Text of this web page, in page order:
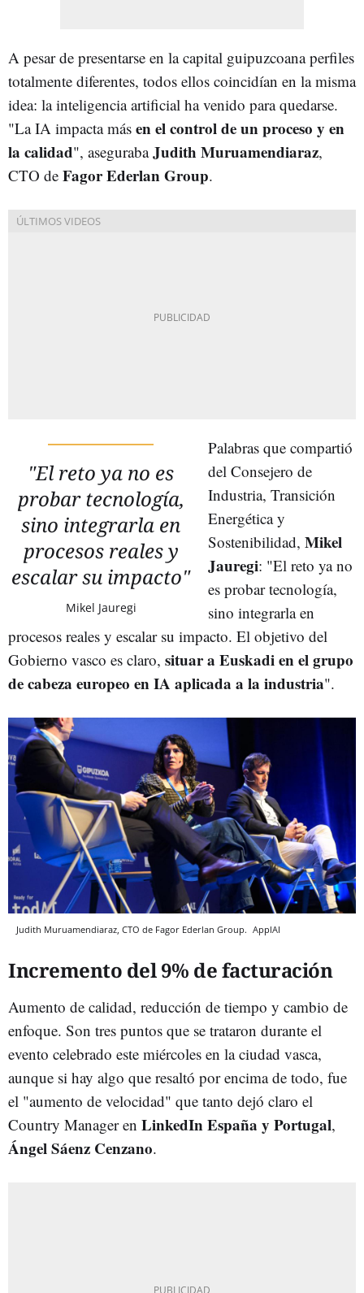
A pesar de presentarse en la capital guipuzcoana perfiles
totalmente diferentes, todos ellos coincidían en la misma
idea: la inteligencia artificial ha venido para quedarse.
"La IA impacta más en el control de un proceso y en
la calidad", asegurabaJudith Muruamendiaraz,
CTO de Fagor Ederlan Group.
"El reto ya no es
probar tecnología,
sino integrarla en
procesos reales y
escalar su impacto"
Mikel Jauregi
Palabras que compartió
del Consejero de
Industria, Transición
Energética y
Sostenibilidad, Mikel
Jauregi: "El reto ya no
es probar tecnología,
sino integrarla en
procesos reales y escalar su impacto. El objetivo del
Gobierno vasco es claro, situar a Euskadi en el grupo
de cabeza europeo en IA aplicada a la industria".
Judith Muruamendiaraz, CTO de Fagor Ederlan Group. ApplAI
Incremento del 9% de facturación
Aumento de calidad, reducción de tiempo y cambio de
enfoque. Son tres puntos que se trataron durante el
evento celebrado este miércoles en la ciudad vasca,
aunque si hay algo que resaltó por encima de todo, fue
el "aumento de velocidad" que tanto dejó claro el
Country Manager en LinkedIn España y Portugal,
Ángel Sáenz Cenzano.